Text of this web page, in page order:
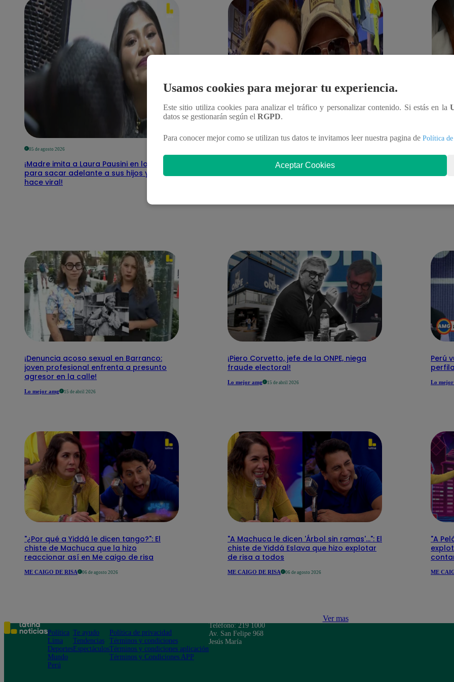
05 de agosto 2026
¡Madre imita a Laura Pausini en los buses
para sacar adelante a sus hijos y se
hace viral!
¿Reconciliación confirmada? Marcelo
Tinelli está en Perú y se reencuentra con
¡Denuncia acoso sexual en Barranco:
joven profesional enfrenta a presunto
agresor en la calle!
Lo mejor amg 15 de abril 2026
¡Piero Corvetto, jefe de la ONPE, niega
fraude electoral!
Lo mejor amg 15 de abril 2026
Perú
Lo mejor
"¿Por qué a Yiddá le dicen tango?": El
chiste de Machuca que la hizo
reaccionar así en Me caigo de risa
ME CAIGO DE RISA 06 de agosto 2026
"A Machuca le dicen 'Árbol sin ramas'...": El
chiste de Yiddá Eslava que hizo explotar
de risa a todos
ME CAIGO DE RISA 06 de agosto 2026
"A
ME
Ver mas
Usamos cookies para mejorar tu experiencia.
Este sitio utiliza cookies para analizar el tráfico y personalizar contenido. Si estás en la
datos se gestionarán según el RGPD.
Para conocer mejor como se utilizan tus datos te invitamos leer nuestra pagina de Política
Aceptar Cookies
Política
Lima
Deportes
Mundo
Perú
Te ayudo
Tendencias
Espectáculos
Política de privacidad
Términos y condiciones
Términos y condiciones aplicación
Términos y Condiciones APP
Teléfono: 219 1000
Av. San Felipe 968
Jesús María